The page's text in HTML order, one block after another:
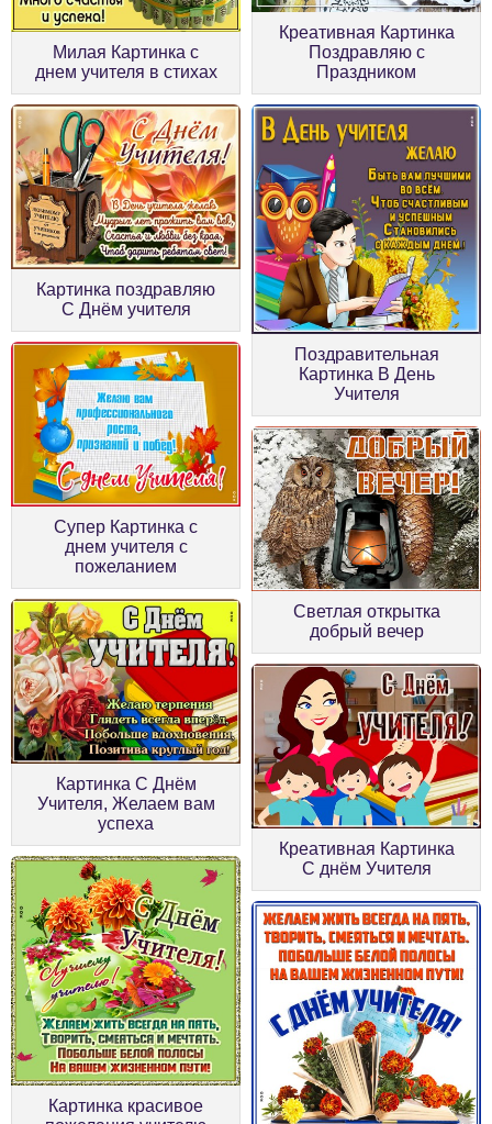
Милая Картинка с
днем учителя в стихах
Креативная Картинка
Поздравляю с
Праздником
Картинка поздравляю
С Днём учителя
Поздравительная
Картинка В День
Учителя
Супер Картинка с
днем учителя с
пожеланием
Светлая открытка
добрый вечер
Картинка С Днём
Учителя, Желаем вам
успеха
Креативная Картинка
С днём Учителя
Картинка красивое